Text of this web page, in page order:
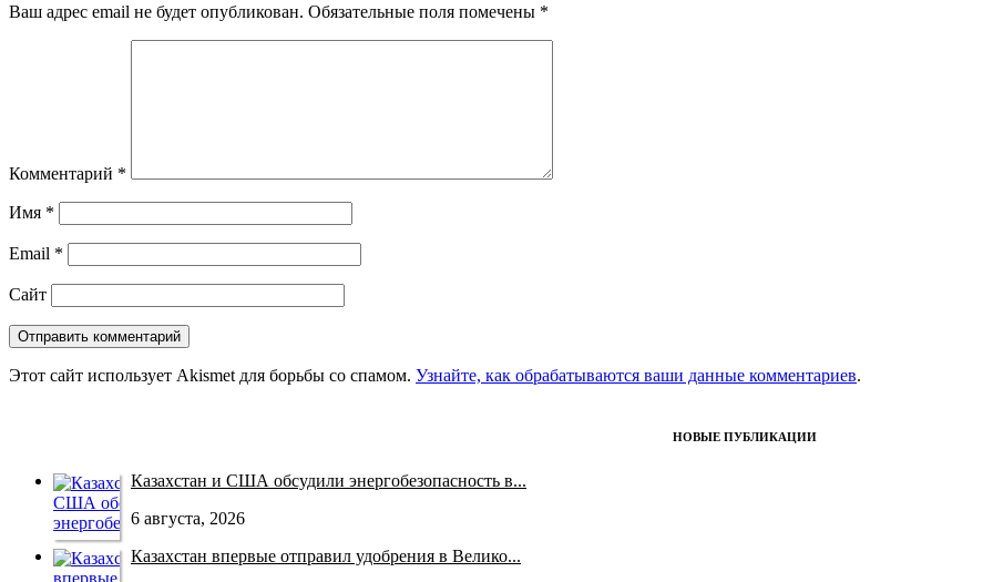
Ваш адрес email не будет опубликован. Обязательные поля помечены *
Комментарий *
Имя *
Email *
Сайт
Этот сайт использует Akismet для борьбы со спамом. Узнайте, как обрабатываются ваши данные комментариев.
НОВЫЕ ПУБЛИКАЦИИ
Казахстан и США обсудили энергобезопасность в...
6 августа, 2026
Казахстан впервые отправил удобрения в Велико...